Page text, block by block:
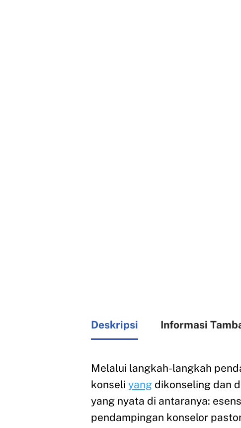
Deskripsi Informasi
Melalui langkah-langkah
konseli yang dikonseling dan
yang nyata di antaranya:
pendampingan konselor